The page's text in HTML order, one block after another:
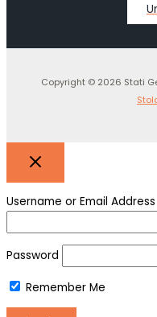
Copyright © 2026 Stati
Username or Email Address
Password
Remember Me